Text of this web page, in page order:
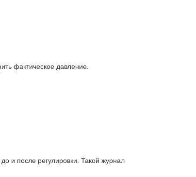
фактическое давление.
и после регулировки. Такой журнал